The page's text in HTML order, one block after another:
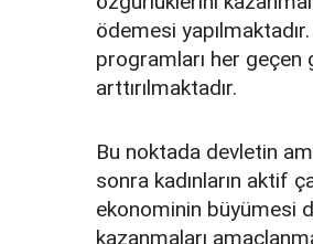
ödemesi
programları her
arttırılmaktadır.
Bu noktada devletin
sonra kadınların aktif
ekonominin büyümesi
kazanmaları